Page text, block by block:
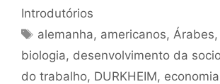
Introdutórios
Tags
alemanha, americanos, Árabes,
biologia, desenvolvimento da
do trabalho, DURKHEIM,